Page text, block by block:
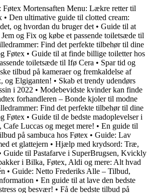
Føtex Mortensaften Menu: Lækre retter til
• Den ultimative guide til clotted cream:
og hvordan du bruger det • Guide til at
og Fix og købe et passende toiletsæde til
Find det perfekte tilbehør til dine
Føtex • Guide til at finde billige toiletter hos
toiletsæde til Ifø Cera • Spar tid og
tilbud på kameraer og fremkaldelse af
og Elgiganten! • Skab et trendy udendørs
i 2022 • Modebevidste kvinder kan finde
forhandleren – Bonde kjoler til modne
Find det perfekte tilbehør til dine
Føtex • Guide til de bedste madoplevelser i
Luccas og meget mere! • En guide til
på sambuca hos Føtex • Guide: Lav
et glattejern • Hjælp med krydsord: Træ,
Guide til Pastafarve i SuperBrugsen, Kvickly
i Bilka, Føtex, Aldi og mere: Alt hvad
• Guide: Netto Frederiks Alle – Tilbud,
• En guide til at lave den bedste
og besvær! • Få de bedste tilbud på